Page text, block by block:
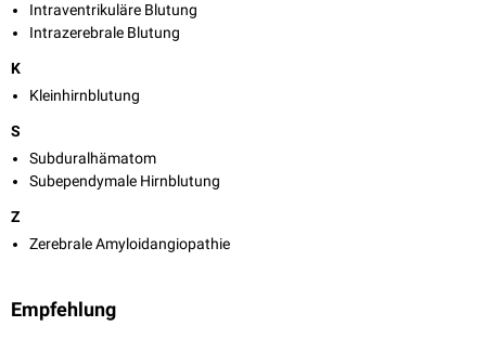
Intraventrikuläre Blutung
Intrazerebrale Blutung
K
Kleinhirnblutung
S
Subduralhämatom
Subependymale Hirnblutung
Z
Zerebrale Amyloidangiopathie
Empfehlung